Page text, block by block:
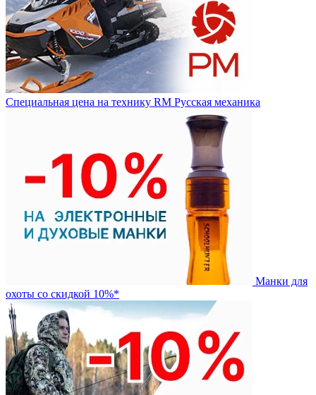
Специальная цена на технику RM Русская механика
Манки для
охоты со скидкой 10%*